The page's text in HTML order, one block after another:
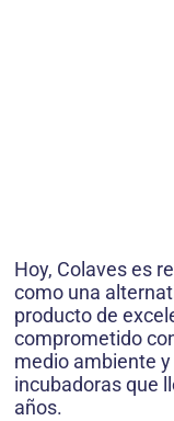
Hoy, Colaves es
como una
producto de
comprometido
medio ambiente
incubadoras que
años.